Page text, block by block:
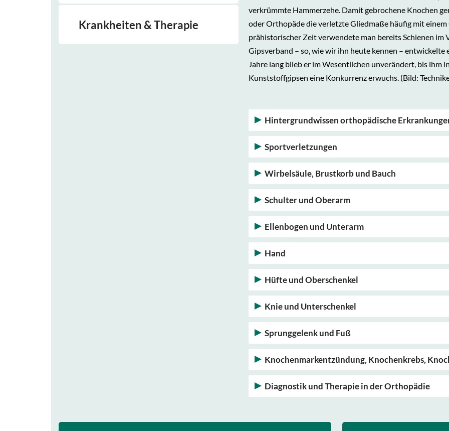
Krankheiten & Therapie
verkrümmte Hammerzehe. Damit gebrochene Knochen
oder Orthopäde die verletzte Gliedmaße häufig mit
prähistorischer Zeit verwendete man bereits Schienen im
Gipsverband – so, wie wir ihn heute kennen –
Jahre lang blieb er im Wesentlichen unverändert, bis ihm
Kunststoffgipsen eine Konkurrenz erwuchs. (Bild:
Hintergrundwissen orthopädische
Sportverletzungen
Wirbelsäule, Brustkorb und Bauch
Schulter und Oberarm
Ellenbogen und Unterarm
Hand
Hüfte und Oberschenkel
Knie und Unterschenkel
Sprunggelenk und Fuß
Knochenmarkentzündung, Knochenkrebs,
Diagnostik und Therapie in der Orthopädie